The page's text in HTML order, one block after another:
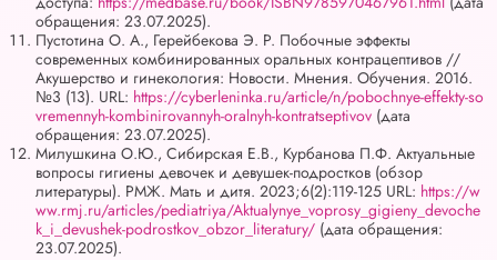
обращения: 23.07.2025).
Пустотина О. А., Герейбекова Э. Р. Побочные эффекты
современных комбинированных оральных контрацептивов //
Акушерство и гинекология: Новости. Мнения. Обучения. 2016.
№3 (13). URL: https://cyberleninka.ru/article/n/pobochnye-effekty-so
vremennyh-kombinirovannyh-oralnyh-kontratseptivov (дата
обращения: 23.07.2025).
Милушкина О.Ю., Сибирская Е.В., Курбанова П.Ф. Актуальные
вопросы гигиены девочек и девушек-подростков (обзор
литературы). РМЖ. Мать и дитя. 2023;6(2):119-125 URL: https://w
ww.rmj.ru/articles/pediatriya/Aktualynye_voprosy_gigieny_devoche
k_i_devushek-podrostkov_obzor_literatury/ (дата обращения:
23.07.2025).